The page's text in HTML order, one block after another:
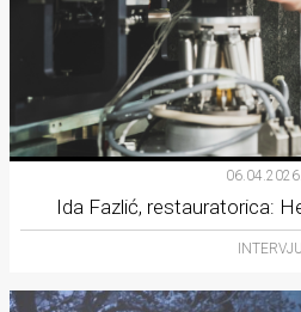
06.04.2026.
Ida Fazlić, restauratorica:
INTERVJU